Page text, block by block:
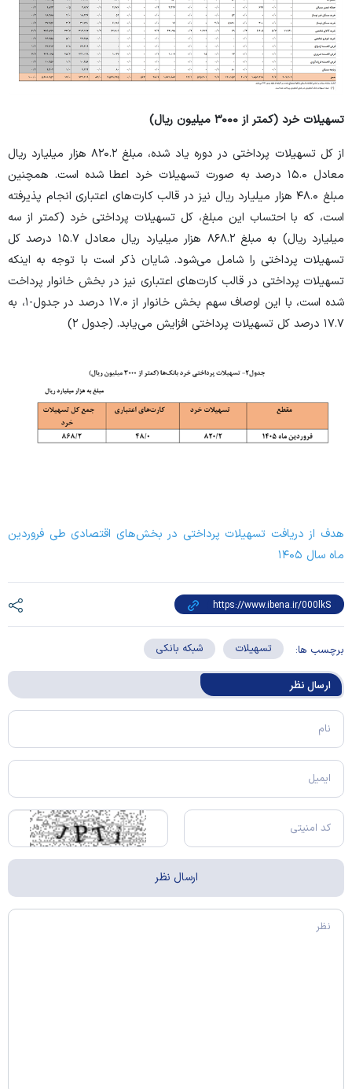
تسهیلات خرد (کمتر از ۳۰۰۰ میلیون ریال)
از کل تسهیلات پرداختی در دوره یاد شده، مبلغ ۸۲۰.۲ هزار میلیارد ریال
معادل ۱۵.۰ درصد به صورت تسهیلات خرد اعطا شده است. همچنین
مبلغ ۴۸.۰ هزار میلیارد ریال نیز در قالب کارت‌های اعتباری انجام پذیرفته
است، که با احتساب این مبلغ، کل تسهیلات پرداختی خرد (کمتر از سه
میلیارد ریال) به مبلغ ۸۶۸.۲ هزار میلیارد ریال معادل ۱۵.۷ درصد کل
تسهیلات پرداختی را شامل می‌شود. شایان ذکر است با توجه به اینکه
تسهیلات پرداختی در قالب کارت‌های اعتباری نیز در بخش خانوار پرداخت
شده است، با این اوصاف سهم بخش خانوار از ۱۷.۰ درصد در جدول‏-۱، به
۱۷.۷ درصد کل تسهیلات پرداختی افزایش می‌یابد. (جدول ۲)
هدف از دریافت تسهیلات پرداختی در بخش‌های اقتصادی طی فروردین
ماه سال ۱۴۰۵
برچسب ها: تسهیلات شبکه بانکی
ارسال‌ نظر